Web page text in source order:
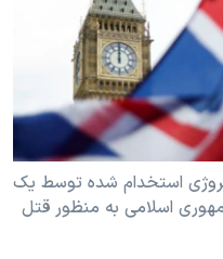
نروژی استخدام شده توسط یک
اسلامی به منظور قتل